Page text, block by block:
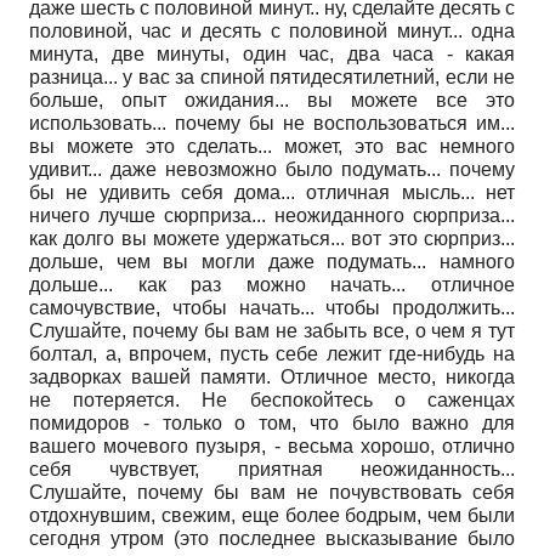
даже шесть с половиной минут.. ну, сделайте десять с
половиной, час и десять с половиной минут... одна
минута, две минуты, один час, два часа - какая
разница... у вас за спиной пятидесятилетний, если не
больше, опыт ожидания... вы можете все это
использовать... почему бы не воспользоваться им...
вы можете это сделать... может, это вас немного
удивит... даже невозможно было подумать... почему
бы не удивить себя дома... отличная мысль... нет
ничего лучше сюрприза... неожиданного сюрприза...
как долго вы можете удержаться... вот это сюрприз...
дольше, чем вы могли даже подумать... намного
дольше... как раз можно начать... отличное
самочувствие, чтобы начать... чтобы продолжить...
Слушайте, почему бы вам не забыть все, о чем я тут
болтал, а, впрочем, пусть себе лежит где-нибудь на
задворках вашей памяти. Отличное место, никогда
не потеряется. Не беспокойтесь о саженцах
помидоров - только о том, что было важно для
вашего мочевого пузыря, - весьма хорошо, отлично
себя чувствует, приятная неожиданность...
Слушайте, почему бы вам не почувствовать себя
отдохнувшим, свежим, еще более бодрым, чем были
сегодня утром (это последнее высказывание было